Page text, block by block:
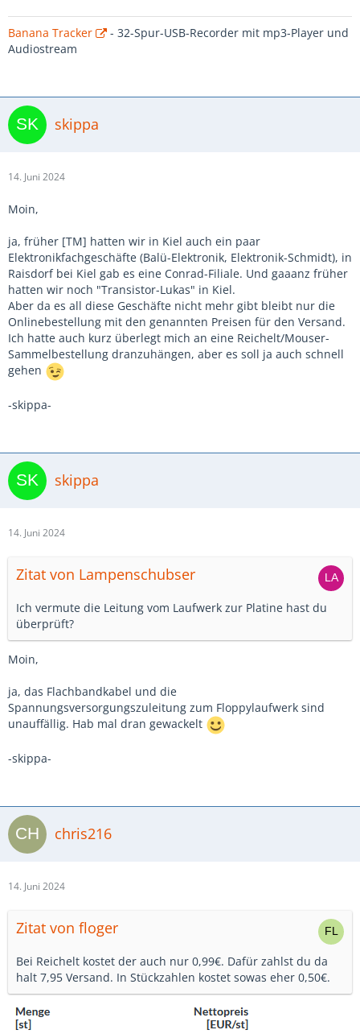
Banana Tracker
- 32-Spur-USB-Recorder mit mp3-Player und
Audiostream
skippa
14. Juni 2024
Moin,
ja, früher [TM] hatten wir in Kiel auch ein paar
Elektronikfachgeschäfte (Balü-Elektronik, Elektronik-Schmidt), in
Raisdorf bei Kiel gab es eine Conrad-Filiale. Und gaaanz früher
hatten wir noch "Transistor-Lukas" in Kiel.
Aber da es all diese Geschäfte nicht mehr gibt bleibt nur die
Onlinebestellung mit den genannten Preisen für den Versand.
Ich hatte auch kurz überlegt mich an eine Reichelt/Mouser-
Sammelbestellung dranzuhängen, aber es soll ja auch schnell
gehen
-skippa-
skippa
14. Juni 2024
Zitat von Lampenschubser
Ich vermute die Leitung vom Laufwerk zur Platine hast du
überprüft?
Moin,
ja, das Flachbandkabel und die
Spannungsversorgungszuleitung zum Floppylaufwerk sind
unauffällig. Hab mal dran gewackelt
-skippa-
chris216
14. Juni 2024
Zitat von floger
Bei Reichelt kostet der auch nur 0,99€. Dafür zahlst du da
halt 7,95 Versand. In Stückzahlen kostet sowas eher 0,50€.